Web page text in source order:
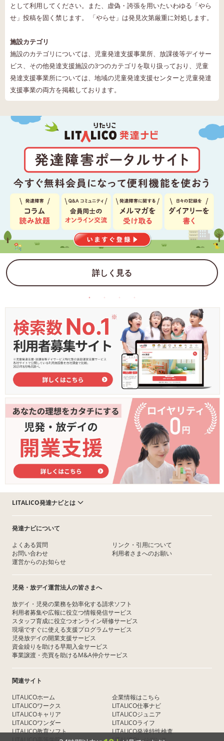
として利用してください。また、虚偽・誇張を用いたいわゆる「やら
せ」投稿を固く禁じます。 「やらせ」は発見次第厳重に対処します。
施設カテゴリ
施設のカテゴリについては、児童発達支援事業所、放課後等デイサー
ビス、その他発達支援施設の3つのカテゴリを取り扱っており、児童
発達支援事業所については、地域の児童発達支援センターと児童発達
支援事業の両方を掲載しております。
詳しく見る
LITALICO発達ナビとは
発達ナビについて
よくある質問
お問い合わせ
運営からのお知らせ
リンク・引用について
利用者さまへのお願い
児発・放デイ運営法人の皆さまへ
放デイ・児発の業務を効率化する請求ソフト
利用者募集や広報に役立つ情報発信サービス
スタッフ育成に役立つオンライン研修サービス
現場ですぐに使える支援プログラムサービス
児発放デイの開業支援サービス
資金繰りを助ける早期入金サービス
事業譲渡・売買を助けるM&A仲介サービス
関連サイト
LITALICOホーム
LITALICOワークス
LITALICOキャリア
LITALICOワンダー
LITALICO教育ソフト
企業情報はこちら
LITALICO仕事ナビ
LITALICOジュニア
LITALICOライフ
LITALICO発達特性検査